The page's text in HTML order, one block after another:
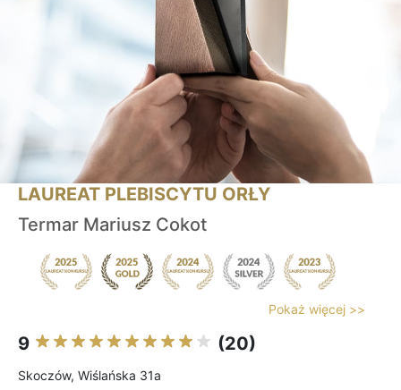
LAUREAT PLEBISCYTU ORŁY
Termar Mariusz Cokot
Pokaż więcej >>
9 (20)
Skoczów, Wiślańska 31a